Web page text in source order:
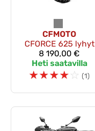
CFMOTO
CFORCE 625 lyhyt
8 190,00 €
Heti saatavilla
☆☆☆☆☆ (1)